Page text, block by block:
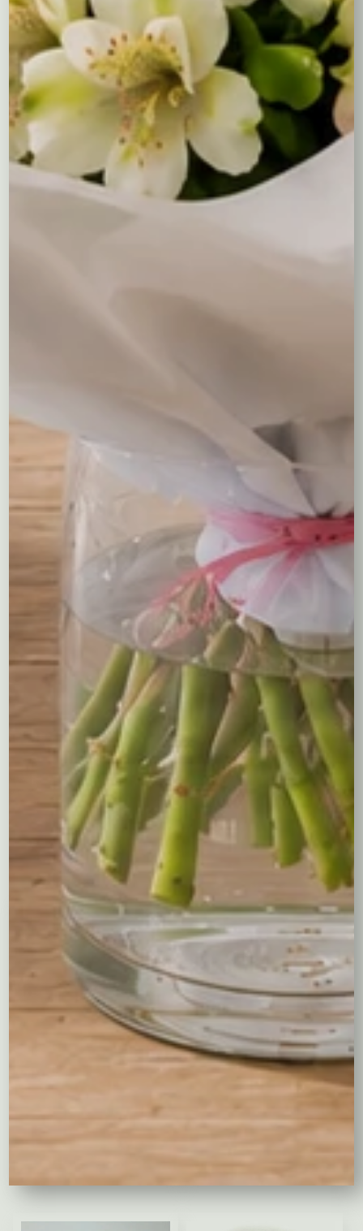
ma prawo zweryfikować wiek odbiorcy przy doręczeniu
paczki. Upoważniam kuriera kwiaciarni do technicznego
odbioru wybranego produktu alkoholowego ze
stacjonarnego punktu sprzedaży i dostarczenia go pod
wskazany adres w moim imieniu.
Treść bileciku
Decrease
quantity
ilość
Kosz
"Pastelowe
wspomnienia"
quantity
Dodatkowe informacje
Kosz kwiatowy “Pastelowe wspomnienia” wypełniony jest
kwiatami o delikatnych, pastelowych barwach.
Kompozycja jest subtelna i harmonijna, tworząc wrażenie
delikatności i elegancji. To piękne i romantyczne
zestawienie kolorów, idealne na różne okazje, od urodzin
po śluby czy rocznice.
Być może spodobają Ci się...
Kosz z anturium i róż
Wybierz opcje
Kolorowy koszyczek